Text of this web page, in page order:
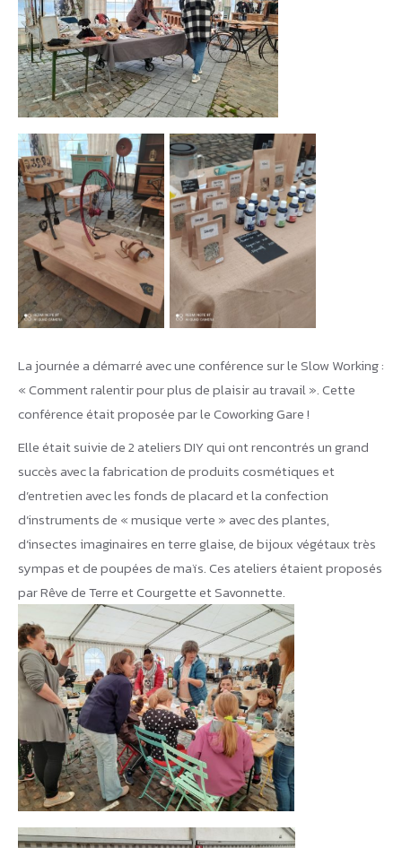
La journée a démarré avec une conférence sur le Slow Working :
« Comment ralentir pour plus de plaisir au travail ». Cette
conférence était proposée par le Coworking Gare !
Elle était suivie de 2 ateliers DIY qui ont rencontrés un grand
succès avec la fabrication de produits cosmétiques et
d’entretien avec les fonds de placard et la confection
d’instruments de « musique verte » avec des plantes,
d’insectes imaginaires en terre glaise, de bijoux végétaux très
sympas et de poupées de maïs. Ces ateliers étaient proposés
par Rêve de Terre et Courgette et Savonnette.